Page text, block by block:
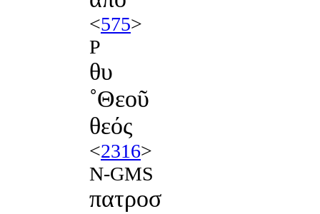
<575>
P
θυ
˚Θεοῦ
θεός
<2316>
N-GMS
πατροσ